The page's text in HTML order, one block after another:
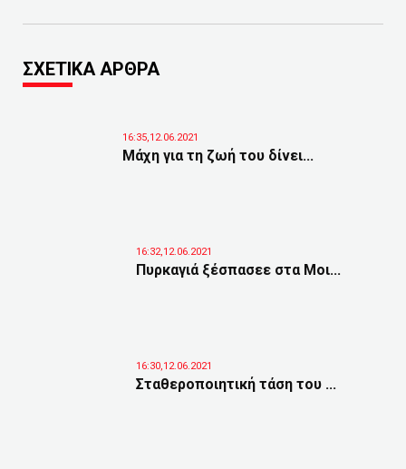
ΣΧΕΤΙΚΑ ΑΡΘΡΑ
16:35,12.06.2021
Μάχη για τη ζωή του δίνει...
16:32,12.06.2021
Πυρκαγιά ξέσπασεε στα Μοι...
16:30,12.06.2021
Σταθεροποιητική τάση του ...